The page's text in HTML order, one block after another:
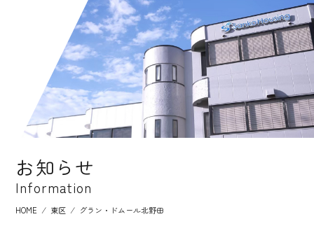
お知らせ
Information
HOME ⁄ 東区 ⁄ グラン・ドムール北野田